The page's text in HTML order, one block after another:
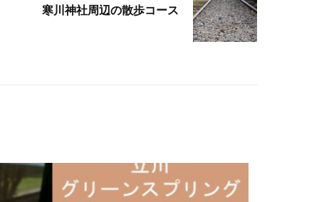
寒川神社周辺の散歩コース